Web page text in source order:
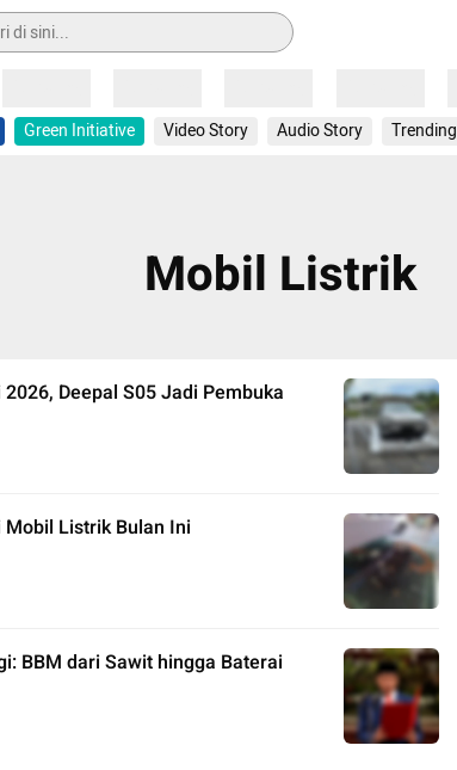
Green Initiative Video Story Audio Story Trending
Mobil Listrik
Deepal S05 Jadi Pembuka
Listrik Bulan Ini
BBM dari Sawit hingga Baterai